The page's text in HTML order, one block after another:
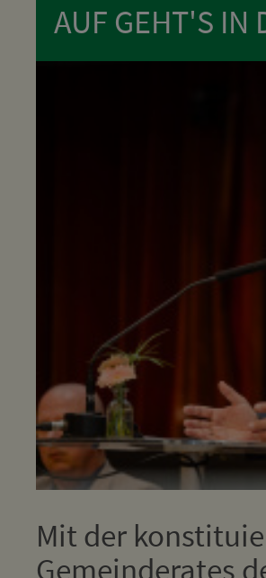
AUF GEHT'S IN
Mit der
Gemeinderates